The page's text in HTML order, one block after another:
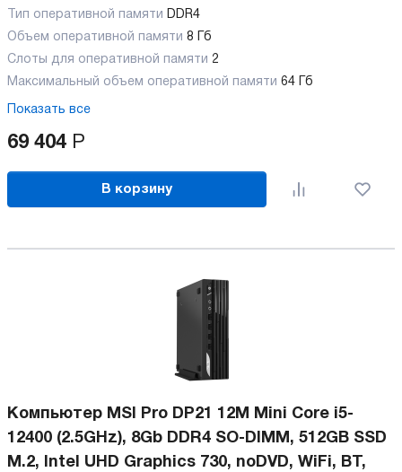
Тип оперативной памяти DDR4
Объем оперативной памяти 8 Гб
Слоты для оперативной памяти 2
Максимальный объем оперативной памяти 64 Гб
Показать все
69 404 Р
В корзину
Компьютер MSI Pro DP21 12M Mini Core i5-
12400 (2.5GHz), 8Gb DDR4 SO-DIMM, 512GB SSD
M.2, Intel UHD Graphics 730, noDVD, WiFi, BT,